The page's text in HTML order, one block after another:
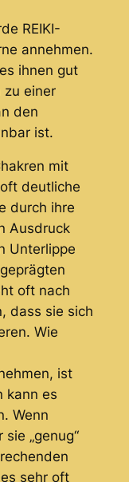
REIKI-
annehmen.
ihnen gut
zu einer
den
ist.
mit
deutliche
durch ihre
Ausdruck
Unterlippe
oft nach
dass sie sich
Wie
ist
kann es
Wenn
„genug“
sehr oft